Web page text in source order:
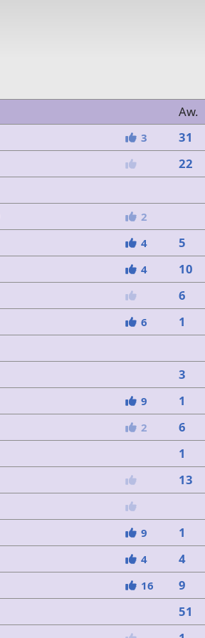
Aw.
3 31
22
2
4 5
4 10
6
6 1
3
9 1
2 6
1
13
9 1
4 4
16 9
51